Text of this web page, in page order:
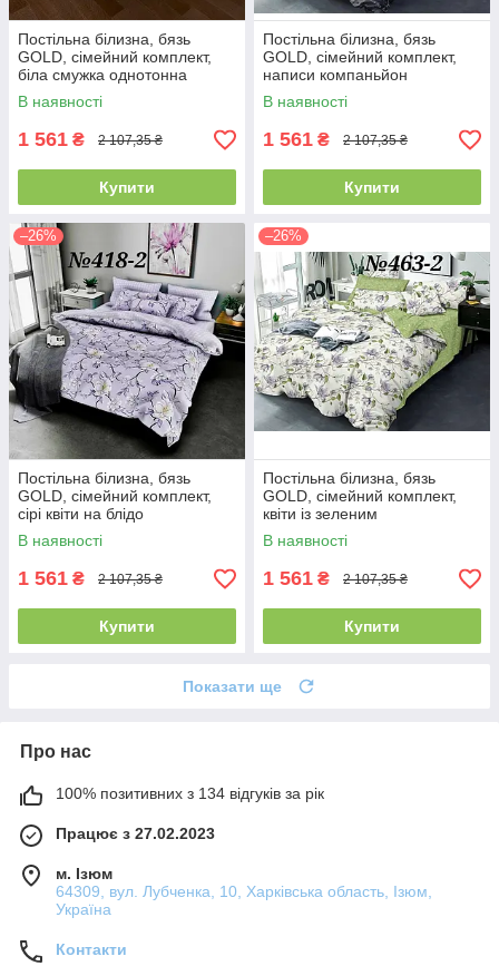
Постільна білизна, бязь
GOLD, сімейний комплект,
біла смужка однотонна
В наявності
1 561 ₴ 2 107,35 ₴
Купити
Постільна білизна, бязь
GOLD, сімейний комплект,
написи компаньйон
В наявності
1 561 ₴ 2 107,35 ₴
Купити
–26%
Постільна білизна, бязь
GOLD, сімейний комплект,
сірі квіти на блідо
фіолетовому фоні
компаньйон
В наявності
1 561 ₴ 2 107,35 ₴
Купити
–26%
Постільна білизна, бязь
GOLD, сімейний комплект,
квіти із зеленим
компаньйоном
В наявності
1 561 ₴ 2 107,35 ₴
Купити
Показати ще
Про нас
100% позитивних з 134 відгуків за рік
Працює з 27.02.2023
м. Ізюм
64309, вул. Лубченка, 10, Харківська область, Ізюм,
Україна
Контакти